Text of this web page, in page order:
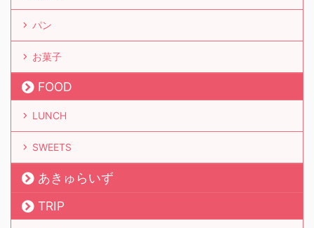
パン
お菓子
FOOD
LUNCH
SWEETS
あきゅらいず
TRIP